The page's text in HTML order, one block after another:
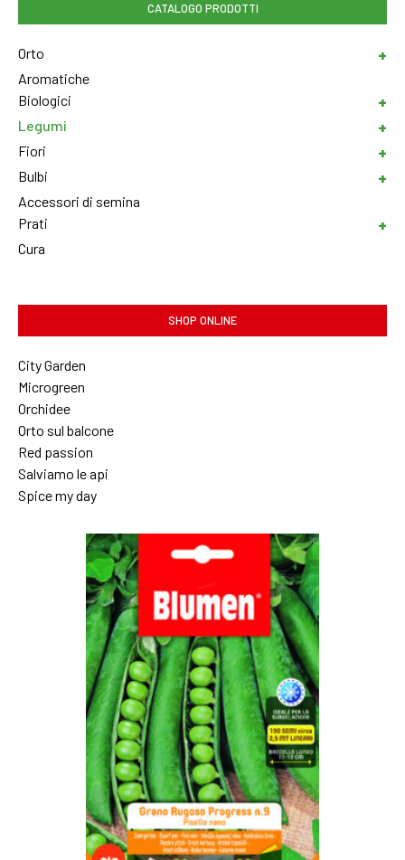
CATALOGO PRODOTTI
Orto
Aromatiche
Biologici
Legumi
Fiori
Bulbi
Accessori di semina
Prati
Cura
SHOP ONLINE
City Garden
Microgreen
Orchidee
Orto sul balcone
Red passion
Salviamo le api
Spice my day